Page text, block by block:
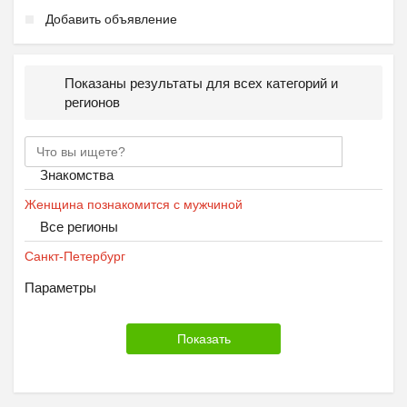
Добавить объявление
Показаны результаты для всех категорий и
регионов
Знакомства
Женщина познакомится с мужчиной
Все регионы
Санкт-Петербург
Параметры